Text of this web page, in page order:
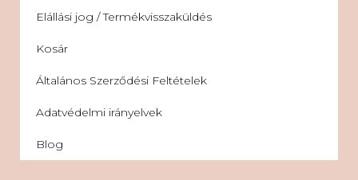
Elállási jog / Termékvisszaküldés
Kosár
Általános Szerződési Feltételek
Adatvédelmi irányelvek
Blog